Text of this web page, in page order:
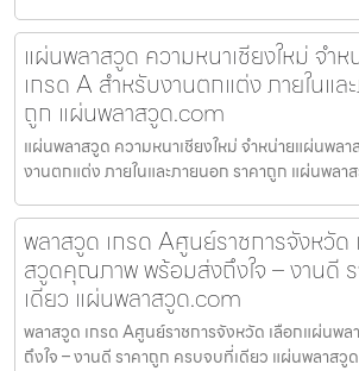
แผ่นพลาสวูด ความหนาเชียงใหม่ จำ
เกรด A สำหรับงานตกแต่ง ภายในแล
ถูก แผ่นพลาสวูด.com
แผ่นพลาสวูด ความหนาเชียงใหม่ จำหน่ายแผ่นพลา
งานตกแต่ง ภายในและภายนอก ราคาถูก แผ่นพล
พลาสวูด เกรด Aศูนย์ราชการจังหวัด
สวูดคุณภาพ พร้อมส่งถึงใจ – งานดี
เดียว แผ่นพลาสวูด.com
พลาสวูด เกรด Aศูนย์ราชการจังหวัด เลือกแผ่นพ
ถึงใจ – งานดี ราคาถูก ครบจบที่เดียว แผ่นพลาส